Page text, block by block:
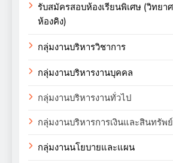
รับสมัครสอบห้องเรียนพิเศษ (วิทยา
ห้องคิง)
กลุ่มงานบริหารวิชาการ
กลุ่มงานบริหารงานบุคคล
กลุ่มงานบริหารงานทั่วไป
กลุ่มงานบริหารการเงินและสินทรัพย์
กลุ่มงานนโยบายและแผน